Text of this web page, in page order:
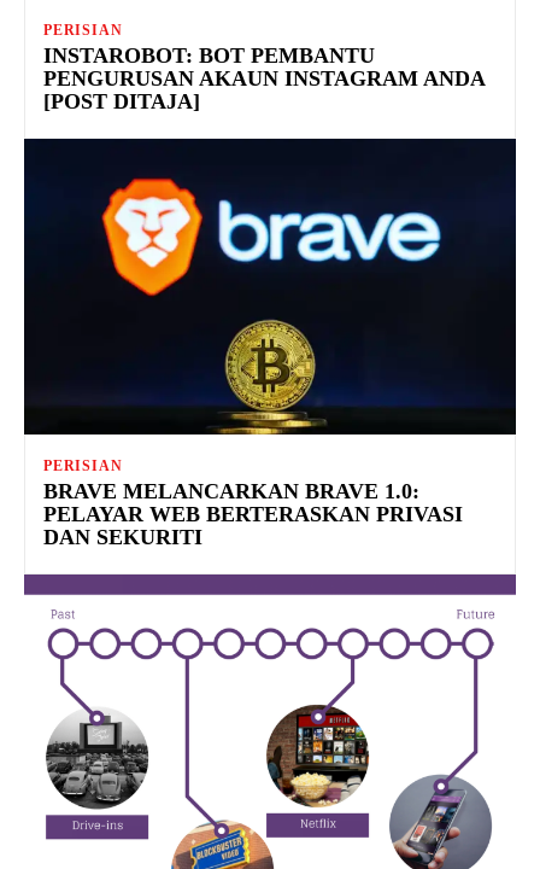
PERISIAN
INSTAROBOT: BOT PEMBANTU
PENGURUSAN AKAUN INSTAGRAM ANDA
[POST DITAJA]
PERISIAN
BRAVE MELANCARKAN BRAVE 1.0:
PELAYAR WEB BERTERASKAN PRIVASI
DAN SEKURITI